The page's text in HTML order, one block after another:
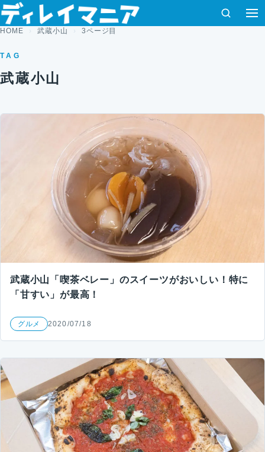
コンテンツへスキップ
検索
HOME 武蔵小山 3ページ目
TAG
武蔵小山
武蔵小山「喫茶ベレー」のスイーツがおいしい！特に
「甘すい」が最高！
グルメ 2020/07/18